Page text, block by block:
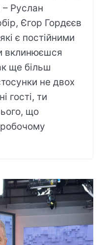
– Руслан
Єгор Гордєєв
є постійними
вклинюєшся
ще більш
не двох
гості, ти
що